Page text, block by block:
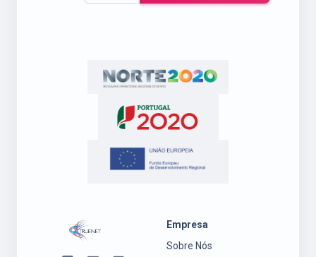
Empresa
Sobre Nós